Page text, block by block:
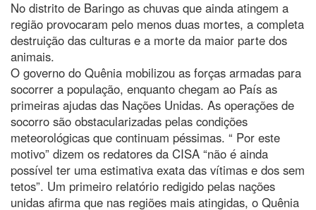
No distrito de Baringo as chuvas que ainda atingem a
região provocaram pelo menos duas mortes, a completa
destruição das culturas e a morte da maior parte dos
animais.
O governo do Quênia mobilizou as forças armadas para
socorrer a população, enquanto chegam ao País as
primeiras ajudas das Nações Unidas. As operações de
socorro são obstacularizadas pelas condições
meteorológicas que continuam péssimas. “ Por este
motivo” dizem os redatores da CISA “não é ainda
possível ter uma estimativa exata das vítimas e dos sem
tetos”. Um primeiro relatório redigido pelas nações
unidas afirma que nas regiões mais atingidas, o Quênia